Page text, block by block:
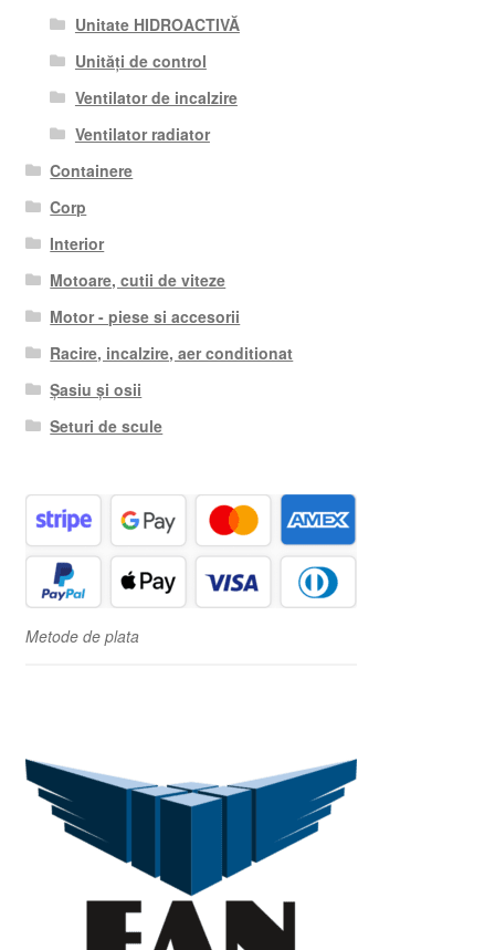
Unitate HIDROACTIVĂ
Unități de control
Ventilator de incalzire
Ventilator radiator
Containere
Corp
Interior
Motoare, cutii de viteze
Motor - piese si accesorii
Racire, incalzire, aer conditionat
Șasiu și osii
Seturi de scule
Metode de plata